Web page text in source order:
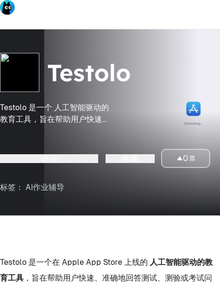
Testolo
Testolo 是一个 人工智能驱动的
教育工具，旨在帮助用户快速、
iPod touch，用户可以通过拍摄
问题照片、裁剪聚焦相关文本，
0 票
标签： AI作业辅导
Testolo 是一个在 Apple App Store 上线的 人工智能驱动的教
育工具 ，旨在帮助用户快速、准确地回答测试、测验或考试问